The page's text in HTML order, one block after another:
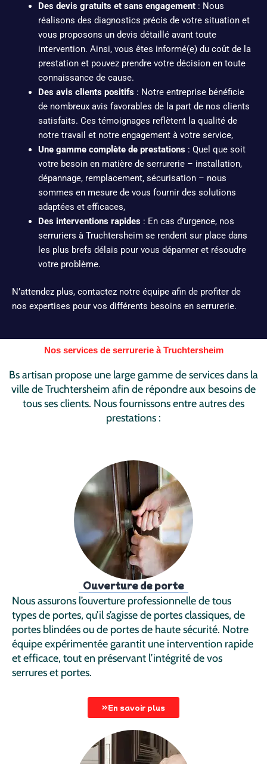
Des devis gratuits et sans engagement: Nous
réalisons des diagnostics précis de votre situation et
vous proposons un devis détaillé avant toute
intervention. Ainsi, vous êtes informé(e) du coût de la
prestation et pouvez prendre votre décision en toute
connaissance de cause.
Des avis clients positifs: Notre entreprise bénéficie
de nombreux avis favorables de la part de nos clients
satisfaits. Ces témoignages reflètent la qualité de
notre travail et notre engagement à votre service,
Une gamme complète de prestations: Quel que soit
votre besoin en matière de serrurerie – installation,
dépannage, remplacement, sécurisation – nous
sommes en mesure de vous fournir des solutions
adaptées et efficaces,
Des interventions rapides: En cas d’urgence, nos
serruriers à Truchtersheim se rendent sur place dans
les plus brefs délais pour vous dépanner et résoudre
votre problème.
N’attendez plus, contactez notre équipe afin de profiter de
nos expertises pour vos différents besoins en serrurerie.
Nos services de serrurerie à Truchtersheim
Bs artisan propose une large gamme de services dans la
ville de Truchtersheim afin de répondre aux besoins de
tous ses clients. Nous fournissons entre autres des
prestations :
Ouverture de porte
Nous assurons l’ouverture professionnelle de tous
types de portes, qu’il s’agisse de portes classiques, de
portes blindées ou de portes de haute sécurité. Notre
équipe expérimentée garantit une intervention rapide
et efficace, tout en préservant l’intégrité de vos
serrures et portes.
En savoir plus